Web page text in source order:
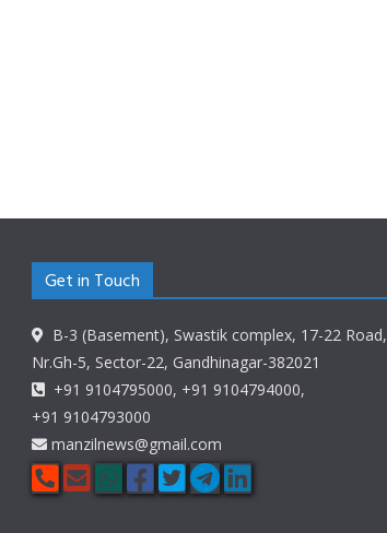
Get in Touch
B-3 (Basement), Swastik complex, 17-22 Road,
Nr.Gh-5, Sector-22, Gandhinagar-382021
+91 9104795000, +91 9104794000,
+91 9104793000
manzilnews@gmail.com